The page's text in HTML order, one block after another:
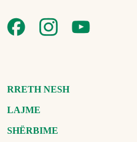
RRETH NESH
LAJME
SHËRBIME